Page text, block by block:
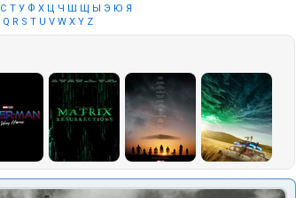
С Т У Ф Х Ц Ч Ш Щ Ы Э Ю Я
Q R S T U V W X Y Z